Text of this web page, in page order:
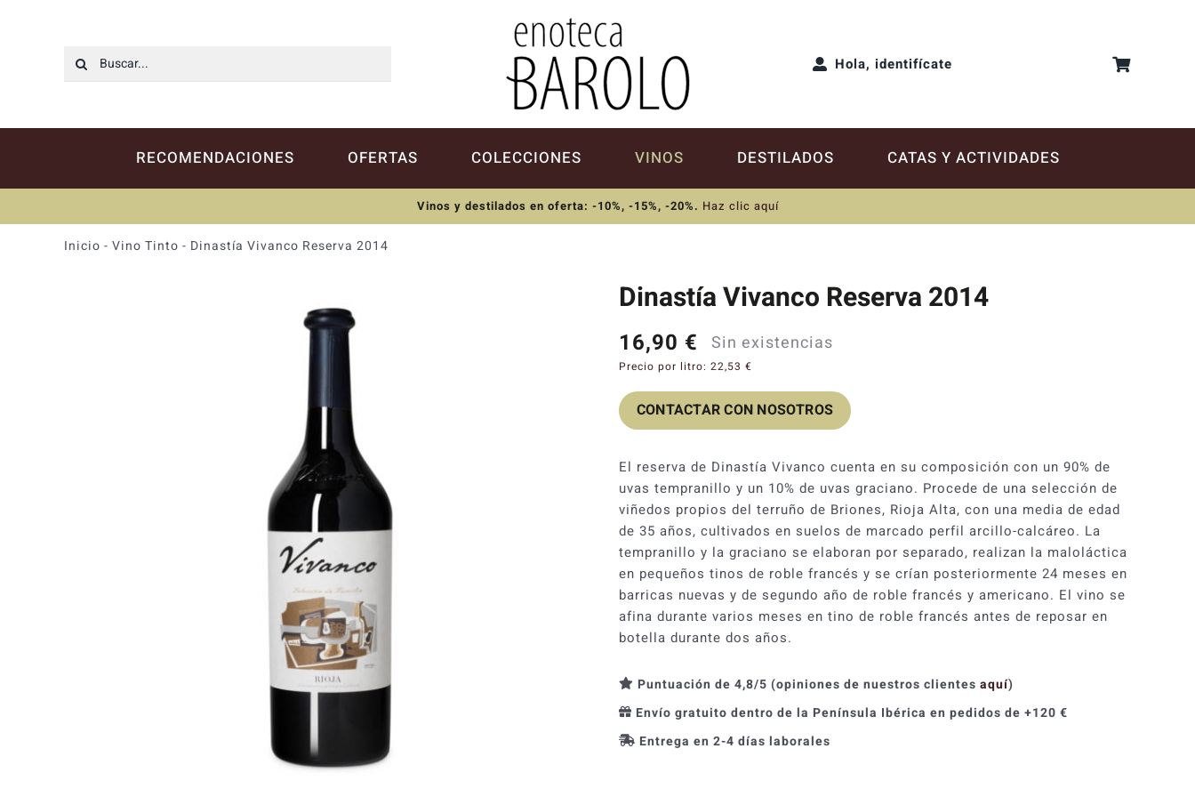
Buscar: Hola, identifícate
RECOMENDACIONES OFERTAS COLECCIONES VINOS DESTILADOS CATAS Y ACTIVIDADES
Vinos y destilados en oferta: -10%, -15%, -20%. Haz clic aquí
Inicio - Vino Tinto - Dinastía Vivanco Reserva 2014
Dinastía Vivanco Reserva 2014
16,90 € Sin existencias
Precio por litro: 22,53 €
CONTACTAR CON NOSOTROS
El reserva de Dinastía Vivanco cuenta en su composición con un 90% de
uvas tempranillo y un 10% de uvas graciano. Procede de una selección de
viñedos propios del terruño de Briones, Rioja Alta, con una media de edad
de 35 años, cultivados en suelos de marcado perfil arcillo-calcáreo. La
tempranillo y la graciano se elaboran por separado, realizan la maloláctica
en pequeños tinos de roble francés y se crían posteriormente 24 meses en
barricas nuevas y de segundo año de roble francés y americano. El vino se
afina durante varios meses en tino de roble francés antes de reposar en
botella durante dos años.
Puntuación de 4,8/5 (opiniones de nuestros clientes aquí)
Envío gratuito dentro de la Península Ibérica en pedidos de +120 €
Entrega en 2-4 días laborales